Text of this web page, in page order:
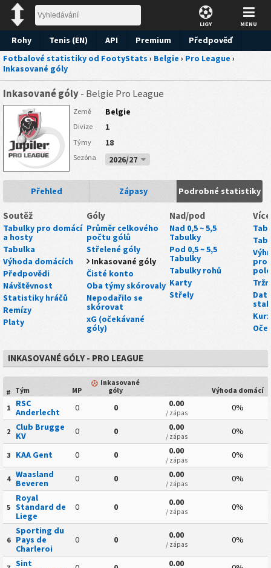
LIGY MENU
Rohy Tenis (EN) API Premium
Předpověď
Fotbalové statistiky od FootyStats › Belgie › Pro League ›
Inkasované góly
Inkasované góly- Belgie Pro League
Země Belgie
Divize 1
Týmy 18
Sezóna 2026/27
Přehled Zápasy Podrobné statistiky
Soutěž
Tabulky pro domácí
a hosty
Tabulka
Výhoda domácích
Předpovědi
Návštěvnost
Statistiky hráčů
Remízy
Platy
Góly
Průměr celkového
počtu gólů
Střelené góly
Inkasované góly
Čisté konto
Oba týmy skórovaly
Nepodařilo se
skórovat
xG (očekávané
góly)
Nad/pod
Nad 0,5 ~ 5,5
Tabulky
Pod 0,5 ~ 5,5
Tabulky
Tabulky rohů
Karty
Střely
Více
INKASOVANÉ GÓLY - PRO LEAGUE
# Tým MP
Inkasované
góly
Výhoda domácí
1
RSC
Anderlecht
0 0 0.00
/ zápas 0%
2
Club Brugge
KV
0 0 0.00
/ zápas 0%
3 KAA Gent 0 0 0.00
/ zápas 0%
4 Waasland
Beveren
0 0 0.00
/ zápas 0%
5
Royal
Standard de
Liege
0 0 0.00
/ zápas 0%
6
Sporting du
Pays de
Charleroi
0 0 0.00
/ zápas 0%
Sint
0.00